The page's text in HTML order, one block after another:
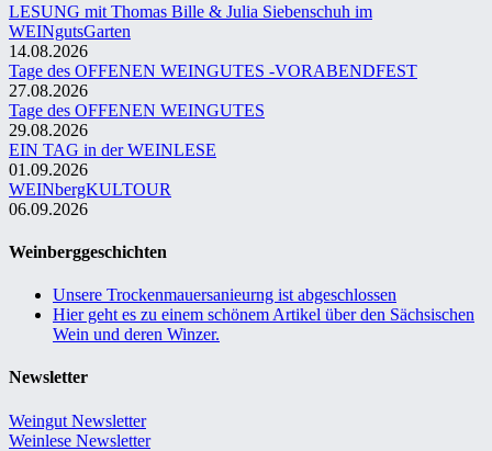
LESUNG mit Thomas Bille & Julia Siebenschuh im
WEINgutsGarten
14.08.2026
Tage des OFFENEN WEINGUTES -VORABENDFEST
27.08.2026
Tage des OFFENEN WEINGUTES
29.08.2026
EIN TAG in der WEINLESE
01.09.2026
WEINbergKULTOUR
06.09.2026
Weinberggeschichten
Unsere Trockenmauersanieurng ist abgeschlossen
Hier geht es zu einem schönem Artikel über den Sächsischen
Wein und deren Winzer.
Newsletter
Weingut Newsletter
Weinlese Newsletter